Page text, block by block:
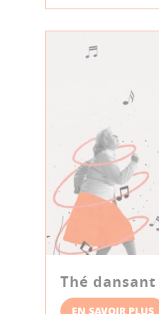
Thé dansant
EN SAVOIR PLUS